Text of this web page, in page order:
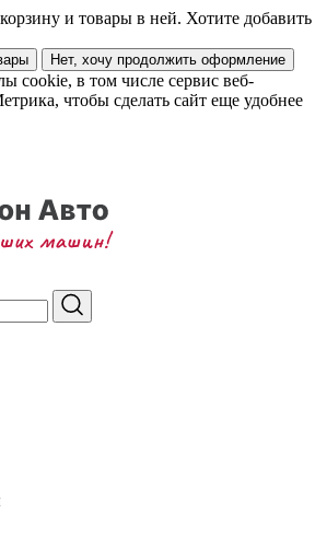
и товары в ней. Хотите добавить
Нет, хочу продолжить оформление
cookie, в том числе сервис веб-
чтобы сделать сайт еще удобнее